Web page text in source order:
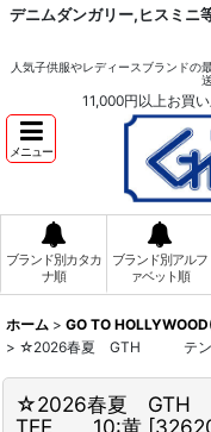
デニムダンガリー,ヒスミニ
人気子供服やレディースブランドの
11,000円以上お買
メニュー
ブランド別カタカ
ナ順
ブランド別アルフ
ァベット順
ホーム > GO TO
> ☆2026春夏 GTH テン
☆2026春夏 GTH
TEE 10:黄 [